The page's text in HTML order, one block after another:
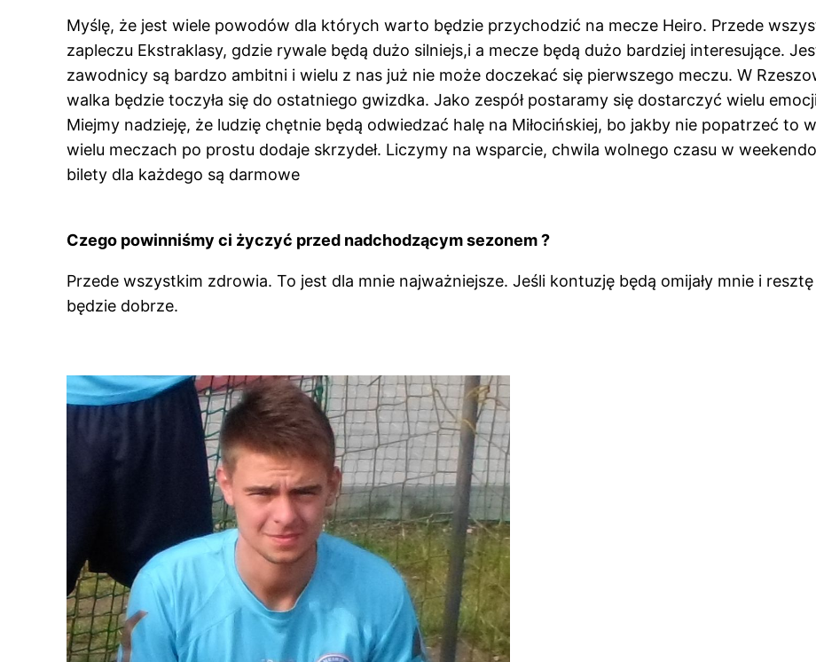
Myślę, że jest wiele powodów dla których warto będzie przychodzić na mecze Heiro. Przede
zapleczu Ekstraklasy, gdzie rywale będą dużo silniejs,i a mecze będą dużo bardziej interesujące.
zawodnicy są bardzo ambitni i wielu z nas już nie może doczekać się pierwszego meczu. W
walka będzie toczyła się do ostatniego gwizdka. Jako zespół postaramy się dostarczyć wielu
Miejmy nadzieję, że ludzię chętnie będą odwiedzać halę na Miłocińskiej, bo jakby nie popatrzeć
wielu meczach po prostu dodaje skrzydeł. Liczymy na wsparcie, chwila wolnego czasu w
bilety dla każdego są darmowe
Czego powinniśmy ci życzyć przed nadchodzącym sezonem ?
Przede wszystkim zdrowia. To jest dla mnie najważniejsze. Jeśli kontuzję będą omijały mnie i
będzie dobrze.